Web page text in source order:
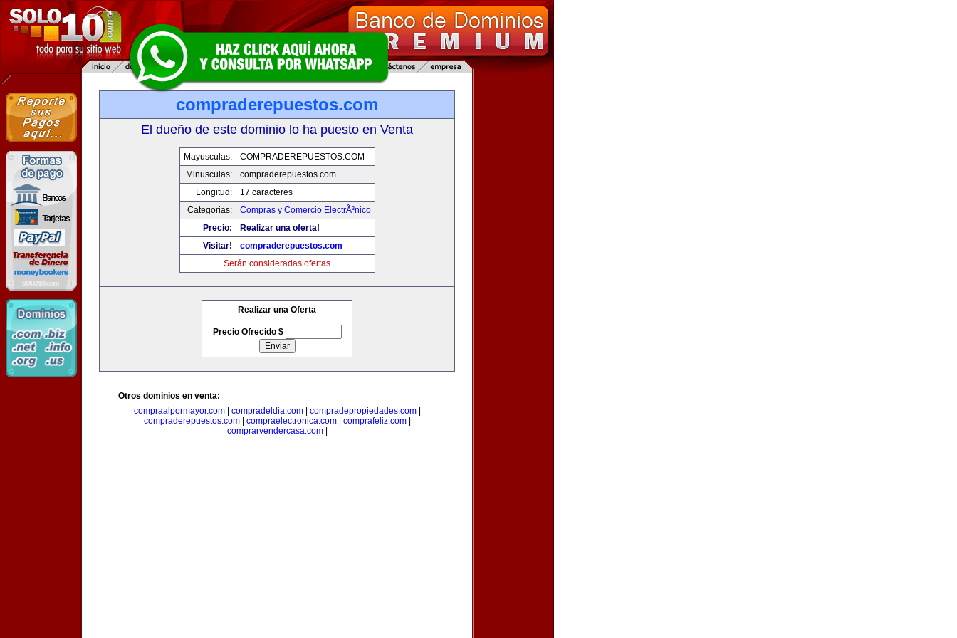
compraderepuestos.com
El dueño de este dominio lo ha puesto en Venta
Mayusculas:
COMPRADEREPUESTOS.COM
Minusculas:
compraderepuestos.com
Longitud:
17 caracteres
Categorias:
Compras y Comercio ElectrÃ³nico
Precio:
Realizar una oferta!
Visitar!
compraderepuestos.com
Serán consideradas ofertas
Realizar una Oferta
Precio Ofrecido $
Otros dominios en venta:
compraalpormayor.com| compradeldia.com| compradepropiedades.com|
compraderepuestos.com| compraelectronica.com| comprafeliz.com|
comprarvendercasa.com|